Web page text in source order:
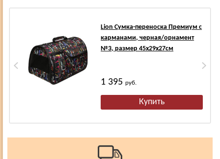
Lion Сумка-переноска Премиум с
карманами, черная/орнамент
№3, размер 45х29х27см
1 395руб.